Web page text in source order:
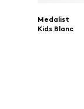
Medalist
Kids Blanc